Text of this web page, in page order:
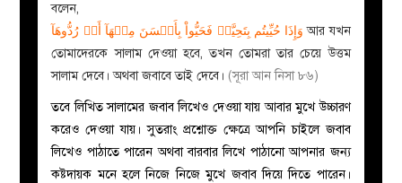
প্রশ্ন
করুন
বলেন,
وَإِذَا حُيِّيتُم بِتَحِيَّةٖ فَحَيُّواْ بِأَحۡسَنَ مِنۡهَآ أَوۡ رُدُّوهَآআর যখন
তোমাদেরকে সালাম দেওয়া হবে, তখন তোমরা তার চেয়ে উত্তম
সালাম দেবে। অথবা জবাবে তাই দেবে। (সূরা আন নিসা ৮৬)
তবে লিখিত সালামের জবাব লিখেও দেওয়া যায় আবার মুখে উচ্চারণ
করেও দেওয়া যায়। সুতরাং প্রশ্নোক্ত ক্ষেত্রে আপনি চাইলে জবাব
লিখেও পাঠাতে পারেন অথবা বারবার লিখে পাঠানো আপনার জন্য
কষ্টদায়ক মনে হলে নিজে নিজে মুখে জবাব দিয়ে দিতে পারেন।